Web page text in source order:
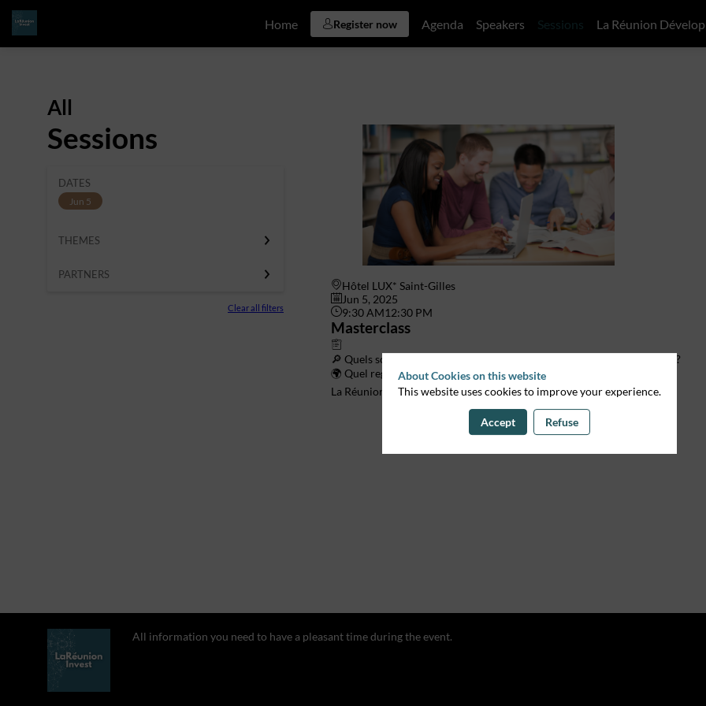
Home Register now Agenda Speakers Sessions La Réunion
All
Sessions
DATES
Jun 5
THEMES
PARTNERS
Clear all filters
Hôtel LUX* Saint-Gilles
Jun 5, 2025
9:30 AM12:30 PM
Masterclass
🔎 Quels sont les secrets pour convaincre un investisseur international ?
🌍 Quel regard portent les investisseurs étrangers sur La Réunion ?
La Réunion Développement vous invite à une table ronde...
All information you need to have a pleasant time during the event.
About Cookies on this website
This website uses cookies to improve your experience.
Accept Refuse